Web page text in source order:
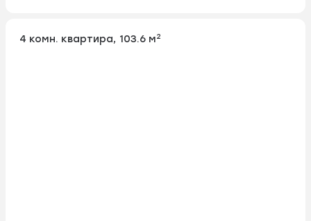
4 комн. квартира, 103.6 м2